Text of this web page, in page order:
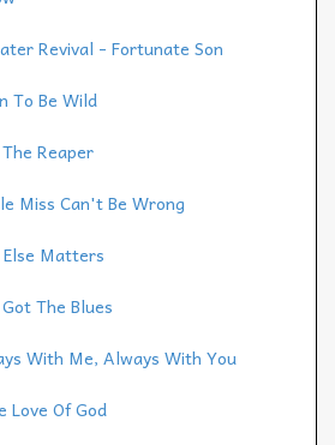
Revival - Fortunate Son
To Be Wild
Reaper
Miss Can't Be Wrong
Matters
The Blues
With Me, Always With You
Love Of God